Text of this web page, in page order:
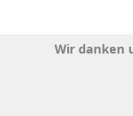
Wir danken